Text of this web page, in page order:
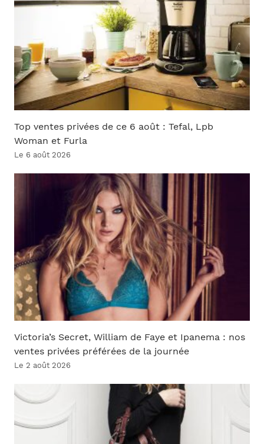
Top ventes privées de ce 6 août : Tefal, Lpb
Woman et Furla
Le 6 août 2026
Victoria’s Secret, William de Faye et Ipanema : nos
ventes privées préférées de la journée
Le 2 août 2026